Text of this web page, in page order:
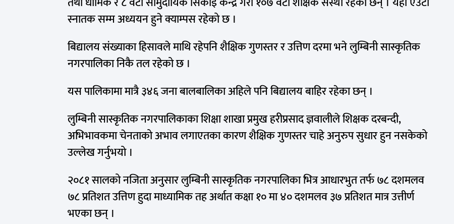
स्नातक सम्म अध्ययन हुने क्याम्पस रहेको छ ।
बिद्यालय संख्याका हिसावले माथि रहेपनि शैक्षिक गुणस्तर र उत्तिण दरमा भने लुम्बिनी सास्कृतिक
नगरपालिका निकै तल रहेको छ ।
यस पालिकामा मात्रै ३४६ जना बालबालिका अहिले पनि बिद्यालय बाहिर रहेका छन् ।
लुम्बिनी सास्कृतिक नगरपालिकाका शिक्षा शाखा प्रमुख हरीप्रसाद ज्ञवालीले शिक्षक दरबन्दी,
अभिभावकमा चेनताको अभाव लगाएतका कारण शैक्षिक गुणस्तर चाहे अनुरुप सुधार हुन नसकेको
उल्लेख गर्नुभयो ।
२०८१ सालको नजिता अनुसार लुम्बिनी सास्कृतिक नगरपालिका भित्र आधारभुत तर्फ ७८ दशमलव
७८ प्रतिशत उत्तिण हुदा माध्यामिक तह अर्थात कक्षा १० मा ४० दशमलव ३७ प्रतिशत मात्र उत्तीर्ण
भएका छन् ।